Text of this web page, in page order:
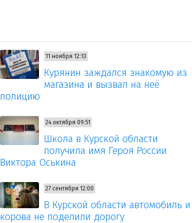
11 ноября 12:13
Курянин заждался знакомую из
магазина и вызвал на неё
полицию
24 октября 09:51
Школа в Курской области
получила имя Героя России
Виктора Оськина
27 сентября 12:00
В Курской области автомобиль и
корова не поделили дорогу